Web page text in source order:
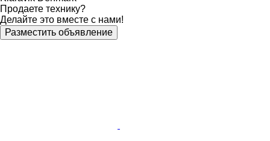
Продаете технику?
Делайте это вместе с нами!
Разместить объявление